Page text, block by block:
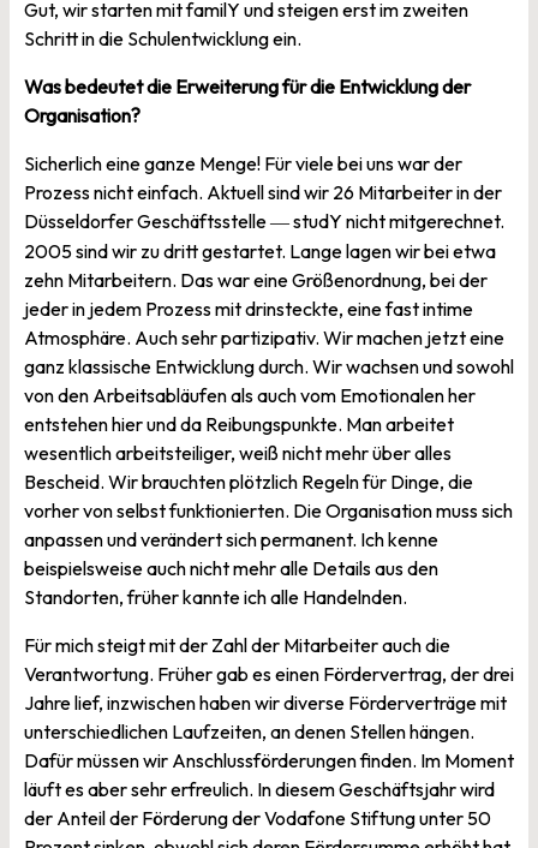
Gut, wir starten mit familY und steigen erst im zweiten
Schritt in die Schulentwicklung ein.
Was bedeutet die Erweiterung für die Entwicklung der
Organisation?
Sicherlich eine ganze Menge! Für viele bei uns war der
Prozess nicht einfach. Aktuell sind wir 26 Mitarbeiter in der
Düsseldorfer Geschäftsstelle—studY nicht mitgerechnet.
2005 sind wir zu dritt gestartet. Lange lagen wir bei etwa
zehn Mitarbeitern. Das war eine Größenordnung, bei der
jeder in jedem Prozess mit drinsteckte, eine fast intime
Atmosphäre. Auch sehr partizipativ. Wir machen jetzt eine
ganz klassische Entwicklung durch. Wir wachsen und sowohl
von den Arbeitsabläufen als auch vom Emotionalen her
entstehen hier und da Reibungspunkte. Man arbeitet
wesentlich arbeitsteiliger, weiß nicht mehr über alles
Bescheid. Wir brauchten plötzlich Regeln für Dinge, die
vorher von selbst funktionierten. Die Organisation muss sich
anpassen und verändert sich permanent. Ich kenne
beispielsweise auch nicht mehr alle Details aus den
Standorten, früher kannte ich alle Handelnden.
Für mich steigt mit der Zahl der Mitarbeiter auch die
Verantwortung. Früher gab es einen Fördervertrag, der drei
Jahre lief, inzwischen haben wir diverse Förderverträge mit
unterschiedlichen Laufzeiten, an denen Stellen hängen.
Dafür müssen wir Anschlussförderungen finden. Im Moment
läuft es aber sehr erfreulich. In diesem Geschäftsjahr wird
der Anteil der Förderung der Vodafone Stiftung unter 50